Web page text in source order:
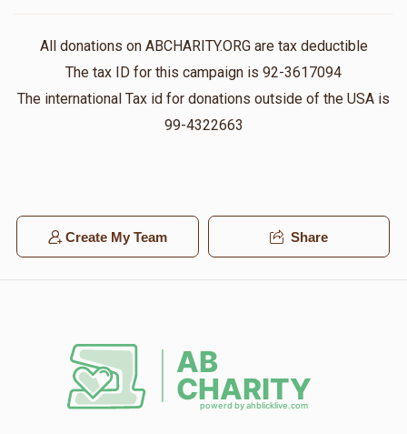
All donations on ABCHARITY.ORG are tax deductible
The tax ID for this campaign is 92-3617094
The international Tax id for donations outside of the USA is
99-4322663
Create My Team Share